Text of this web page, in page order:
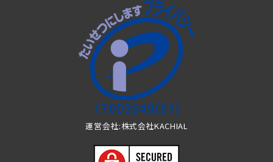
運営会社:株式会社KACHIAL